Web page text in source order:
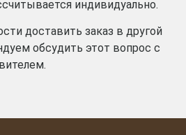
индивидуально.
доставить заказ в другой
обсудить этот вопрос с